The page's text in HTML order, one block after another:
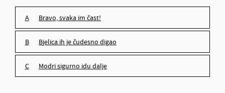
bravo, svaka im čast!
Bjelica ih je čudesno digao
Modri sigurno idu dalje